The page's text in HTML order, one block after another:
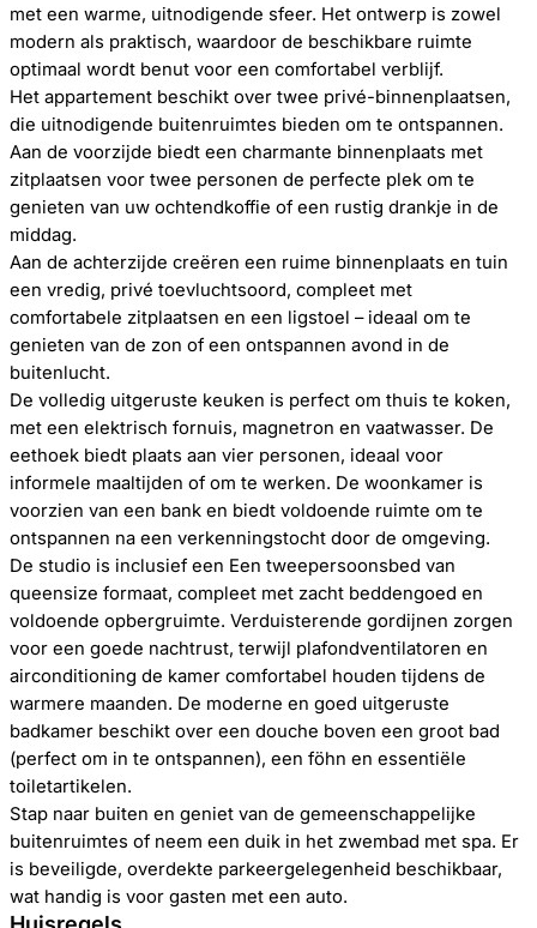
met een warme, uitnodigende sfeer. Het ontwerp is zowel
modern als praktisch, waardoor de beschikbare ruimte
optimaal wordt benut voor een comfortabel verblijf.
Het appartement beschikt over twee privé-binnenplaatsen,
die uitnodigende buitenruimtes bieden om te ontspannen.
Aan de voorzijde biedt een charmante binnenplaats met
zitplaatsen voor twee personen de perfecte plek om te
genieten van uw ochtendkoffie of een rustig drankje in de
middag.
Aan de achterzijde creëren een ruime binnenplaats en tuin
een vredig, privé toevluchtsoord, compleet met
comfortabele zitplaatsen en een ligstoel – ideaal om te
genieten van de zon of een ontspannen avond in de
buitenlucht.
De volledig uitgeruste keuken is perfect om thuis te koken,
met een elektrisch fornuis, magnetron en vaatwasser. De
eethoek biedt plaats aan vier personen, ideaal voor
informele maaltijden of om te werken. De woonkamer is
voorzien van een bank en biedt voldoende ruimte om te
ontspannen na een verkenningstocht door de omgeving.
De studio is inclusief een Een tweepersoonsbed van
queensize formaat, compleet met zacht beddengoed en
voldoende opbergruimte. Verduisterende gordijnen zorgen
voor een goede nachtrust, terwijl plafondventilatoren en
airconditioning de kamer comfortabel houden tijdens de
warmere maanden. De moderne en goed uitgeruste
badkamer beschikt over een douche boven een groot bad
(perfect om in te ontspannen), een föhn en essentiële
toiletartikelen.
Stap naar buiten en geniet van de gemeenschappelijke
buitenruimtes of neem een duik in het zwembad met spa. Er
is beveiligde, overdekte parkeergelegenheid beschikbaar,
wat handig is voor gasten met een auto.